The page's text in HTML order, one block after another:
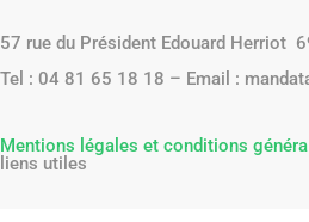
57 rue du Président Edouard Herriot
Tel : 04 81 65 18 18 – Email :
Mentions légales et conditions
liens utiles